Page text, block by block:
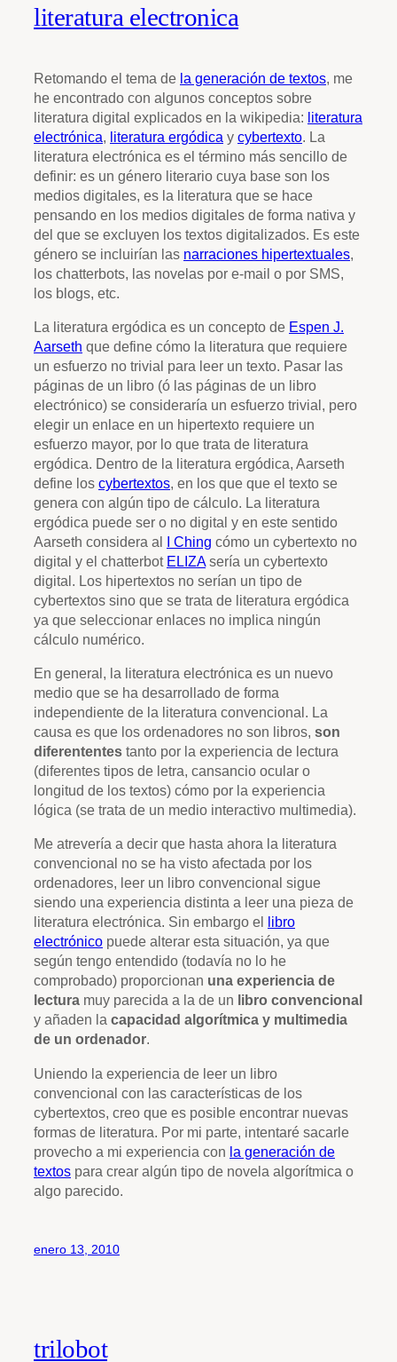
literatura electronica
Retomando el tema de la generación de textos, me
he encontrado con algunos conceptos sobre
literatura digital explicados en la wikipedia: literatura
electrónica, literatura ergódica y cybertexto. La
literatura electrónica es el término más sencillo de
definir: es un género literario cuya base son los
medios digitales, es la literatura que se hace
pensando en los medios digitales de forma nativa y
del que se excluyen los textos digitalizados. Es este
género se incluirían las narraciones hipertextuales,
los chatterbots, las novelas por e-mail o por SMS,
los blogs, etc.
La literatura ergódica es un concepto de Espen J.
Aarseth que define cómo la literatura que requiere
un esfuerzo no trivial para leer un texto. Pasar las
páginas de un libro (ó las páginas de un libro
electrónico) se consideraría un esfuerzo trivial, pero
elegir un enlace en un hipertexto requiere un
esfuerzo mayor, por lo que trata de literatura
ergódica. Dentro de la literatura ergódica, Aarseth
define los cybertextos, en los que que el texto se
genera con algún tipo de cálculo. La literatura
ergódica puede ser o no digital y en este sentido
Aarseth considera al I Ching cómo un cybertexto no
digital y el chatterbot ELIZAsería un cybertexto
digital. Los hipertextos no serían un tipo de
cybertextos sino que se trata de literatura ergódica
ya que seleccionar enlaces no implica ningún
cálculo numérico.
En general, la literatura electrónica es un nuevo
medio que se ha desarrollado de forma
independiente de la literatura convencional. La
causa es que los ordenadores no son libros, son
diferententes tanto por la experiencia de lectura
(diferentes tipos de letra, cansancio ocular o
longitud de los textos) cómo por la experiencia
lógica (se trata de un medio interactivo multimedia).
Me atrevería a decir que hasta ahora la literatura
convencional no se ha visto afectada por los
ordenadores, leer un libro convencional sigue
siendo una experiencia distinta a leer una pieza de
literatura electrónica. Sin embargo el
libro
electrónico puede alterar esta situación, ya que
según tengo entendido (todavía no lo he
comprobado) proporcionan una experiencia de
lectura muy parecida a la de un libro convencional
y añaden la capacidad algorítmica y multimedia
de un ordenador.
Uniendo la experiencia de leer un libro
convencional con las características de los
cybertextos, creo que es posible encontrar nuevas
formas de literatura. Por mi parte, intentaré sacarle
provecho a mi experiencia con la generación de
textos para crear algún tipo de novela algorítmica o
algo parecido.
enero 13, 2010
trilobot